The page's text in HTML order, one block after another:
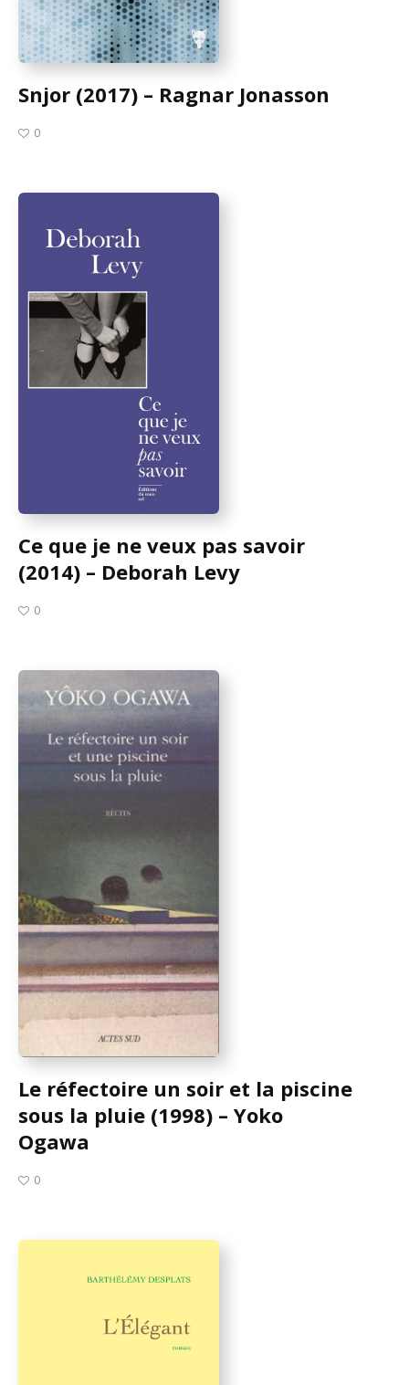
Snjor (2017) – Ragnar Jonasson
0
Ce que je ne veux pas savoir
(2014) – Deborah Levy
0
Le réfectoire un soir et la piscine
sous la pluie (1998) – Yoko
Ogawa
0